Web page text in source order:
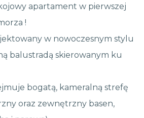
apartament w pierwszej
!
w nowoczesnym stylu
balustradą skierowanym ku
bogatą, kameralną strefę
oraz zewnętrzny basen,